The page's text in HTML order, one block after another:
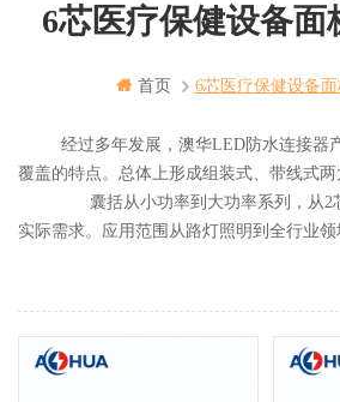
6芯医疗保健设备面
首页 6芯医疗保健设备
经过多年发展，澳华LED防水连接器产
覆盖的特点。总体上形成组装式、带线式两
囊括从小功率到大功率系列，从2芯
实际需求。应用范围从路灯照明到全行业领